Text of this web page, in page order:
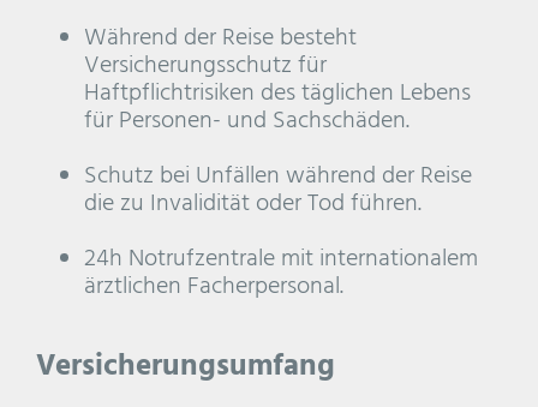
Während der Reise besteht
Versicherungsschutz für
Haftpflichtrisiken des täglichen Lebens
für Personen- und Sachschäden.
Schutz bei Unfällen während der Reise
die zu Invalidität oder Tod führen.
24h Notrufzentrale mit internationalem
ärztlichen Facherpersonal.
Versicherungsumfang